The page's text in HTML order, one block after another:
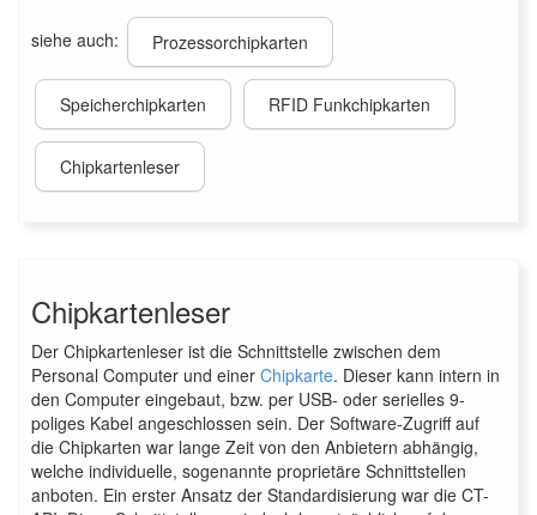
siehe auch: Prozessorchipkarten
Speicherchipkarten RFID Funkchipkarten
Chipkartenleser
Chipkartenleser
Der Chipkartenleser ist die Schnittstelle zwischen dem
Personal Computer und einer Chipkarte. Dieser kann intern in
den Computer eingebaut, bzw. per USB- oder serielles 9-
poliges Kabel angeschlossen sein. Der Software-Zugriff auf
die Chipkarten war lange Zeit von den Anbietern abhängig,
welche individuelle, sogenannte proprietäre Schnittstellen
anboten. Ein erster Ansatz der Standardisierung war die CT-